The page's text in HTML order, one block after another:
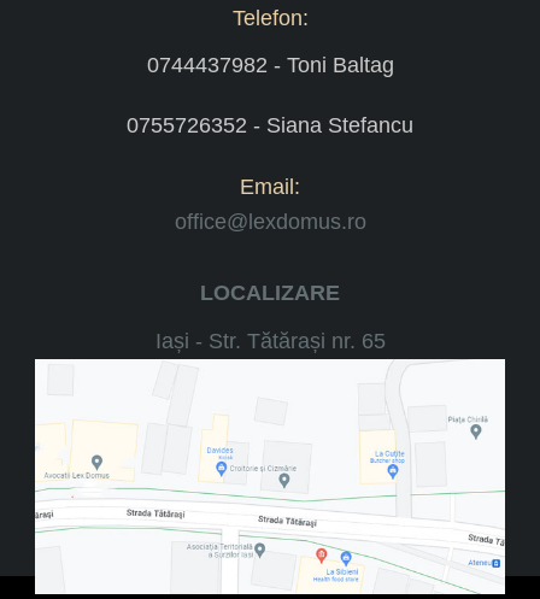
Telefon:
0744437982 - Toni Baltag
0755726352 - Siana Stefancu
Email:
office@lexdomus.ro
LOCALIZARE
Iași - Str. Tătărași nr. 65